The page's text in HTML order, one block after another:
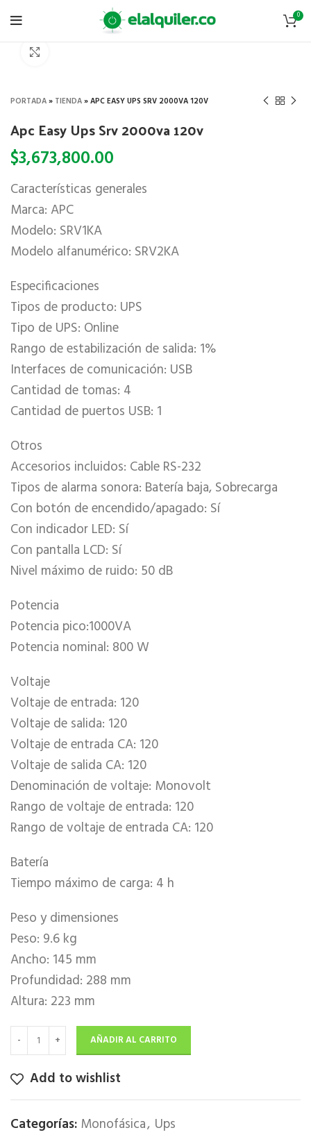
0
PORTADA» TIENDA»APC EASY UPS SRV 2000VA 120V
Apc Easy Ups Srv 2000va 120v
$3,673,800.00
Características generales
Marca: APC
Modelo: SRV1KA
Modelo alfanumérico: SRV2KA
Especificaciones
Tipos de producto: UPS
Tipo de UPS: Online
Rango de estabilización de salida: 1%
Interfaces de comunicación: USB
Cantidad de tomas: 4
Cantidad de puertos USB: 1
Otros
Accesorios incluidos: Cable RS-232
Tipos de alarma sonora: Batería baja, Sobrecarga
Con botón de encendido/apagado: Sí
Con indicador LED: Sí
Con pantalla LCD: Sí
Nivel máximo de ruido: 50 dB
Potencia
Potencia pico:1000VA
Potencia nominal: 800 W
Voltaje
Voltaje de entrada: 120
Voltaje de salida: 120
Voltaje de entrada CA: 120
Voltaje de salida CA: 120
Denominación de voltaje: Monovolt
Rango de voltaje de entrada: 120
Rango de voltaje de entrada CA: 120
Batería
Tiempo máximo de carga: 4 h
Peso y dimensiones
Peso: 9.6 kg
Ancho: 145 mm
Profundidad: 288 mm
Altura: 223 mm
AÑADIR AL CARRITO
Add to wishlist
Categorías: Monofásica, Ups